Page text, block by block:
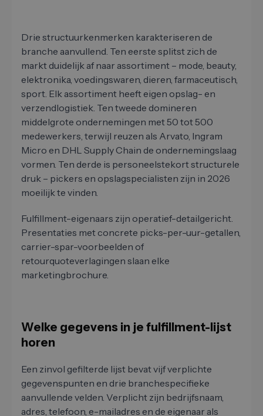
Drie structuurkenmerken karakteriseren de
branche aanvullend. Ten eerste splitst zich de
markt duidelijk af naar assortiment – mode, beauty,
elektronika, voedingswaren, dieren, farmaceutisch,
sport. Elk assortiment heeft eigen opslag- en
verzendlogistiek. Ten tweede domineren
middelgrote ondernemingen met 50 tot 500
medewerkers, terwijl reuzen als Arvato, Ingram
Micro en DHL Supply Chain de ondernemingslaag
vormen. Ten derde is personeelstekort structurele
druk – pickers en opslagspecialisten zijn in 2026
moeilijk te vinden.
Fulfillment-eigenaars zijn operatief-detailgericht.
Presentaties met concrete picks-per-uur-getallen,
carrier-spar-voorbeelden of
retourquoteverlagingen slaan elke
marketingbrochure.
Welke gegevens in je fulfillment-lijst
horen
Een zinvol gefilterde lijst bevat vijf verplichte
gegevenspunten en drie branchespecifieke
aanvullende velden. Verplicht zijn bedrijfsnaam,
adres, telefoon, e-mailadres en de eigenaar als